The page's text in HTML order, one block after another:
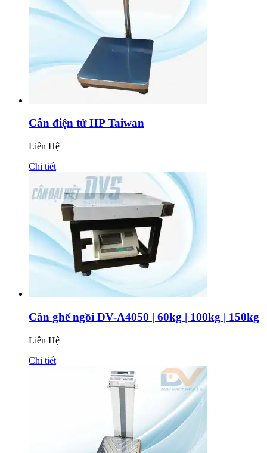
Cân điện tử HP Taiwan
Liên Hệ
Chi tiết
Cân ghế ngồi DV-A4050 | 60kg | 100kg | 150kg
Liên Hệ
Chi tiết